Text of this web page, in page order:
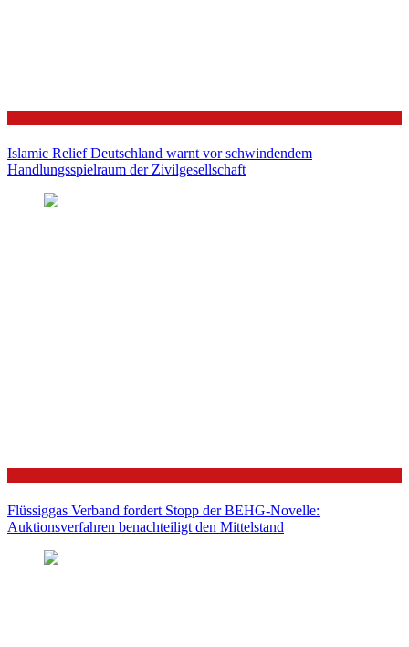
Islamic Relief Deutschland warnt vor schwindendem
Handlungsspielraum der Zivilgesellschaft
Flüssiggas Verband fordert Stopp der BEHG-Novelle:
Auktionsverfahren benachteiligt den Mittelstand